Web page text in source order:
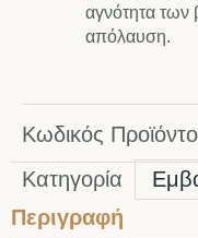
αγνότητα των
απόλαυση.
Κωδικός
Κατηγορία
Περιγραφή